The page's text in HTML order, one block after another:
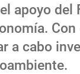
apoyo del
a cabo